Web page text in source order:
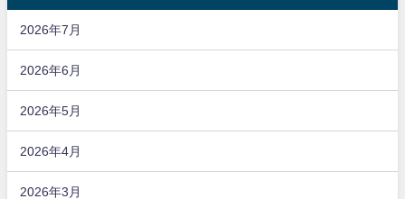
2026年7月
2026年6月
2026年5月
2026年4月
2026年3月